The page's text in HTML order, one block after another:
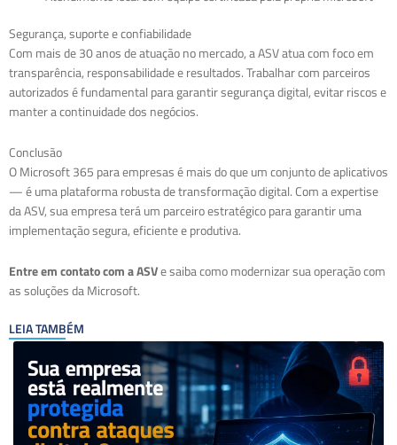
Segurança, suporte e confiabilidade
Com mais de 30 anos de atuação no mercado, a ASV atua com foco em
transparência, responsabilidade e resultados. Trabalhar com parceiros
autorizados é fundamental para garantir segurança digital, evitar riscos e
manter a continuidade dos negócios.
Conclusão
O Microsoft 365 para empresas é mais do que um conjunto de aplicativos
— é uma plataforma robusta de transformação digital. Com a expertise
da ASV, sua empresa terá um parceiro estratégico para garantir uma
implementação segura, eficiente e produtiva.
Entre em contato com a ASVe saiba como modernizar sua operação com
as soluções da Microsoft.
LEIA TAMBÉM